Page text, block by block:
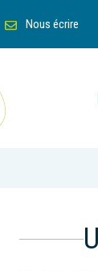
Nous écrire